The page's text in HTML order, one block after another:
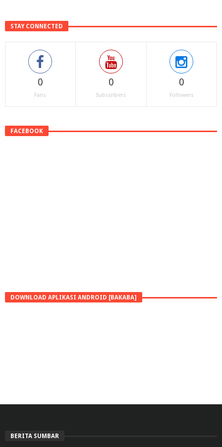
STAY CONNECTED
0
Fans
0
Subscribers
0
Followers
FACEBOOK
DOWNLOAD APLIKASI ANDROID [BAKABA]
BERITA SUMBAR